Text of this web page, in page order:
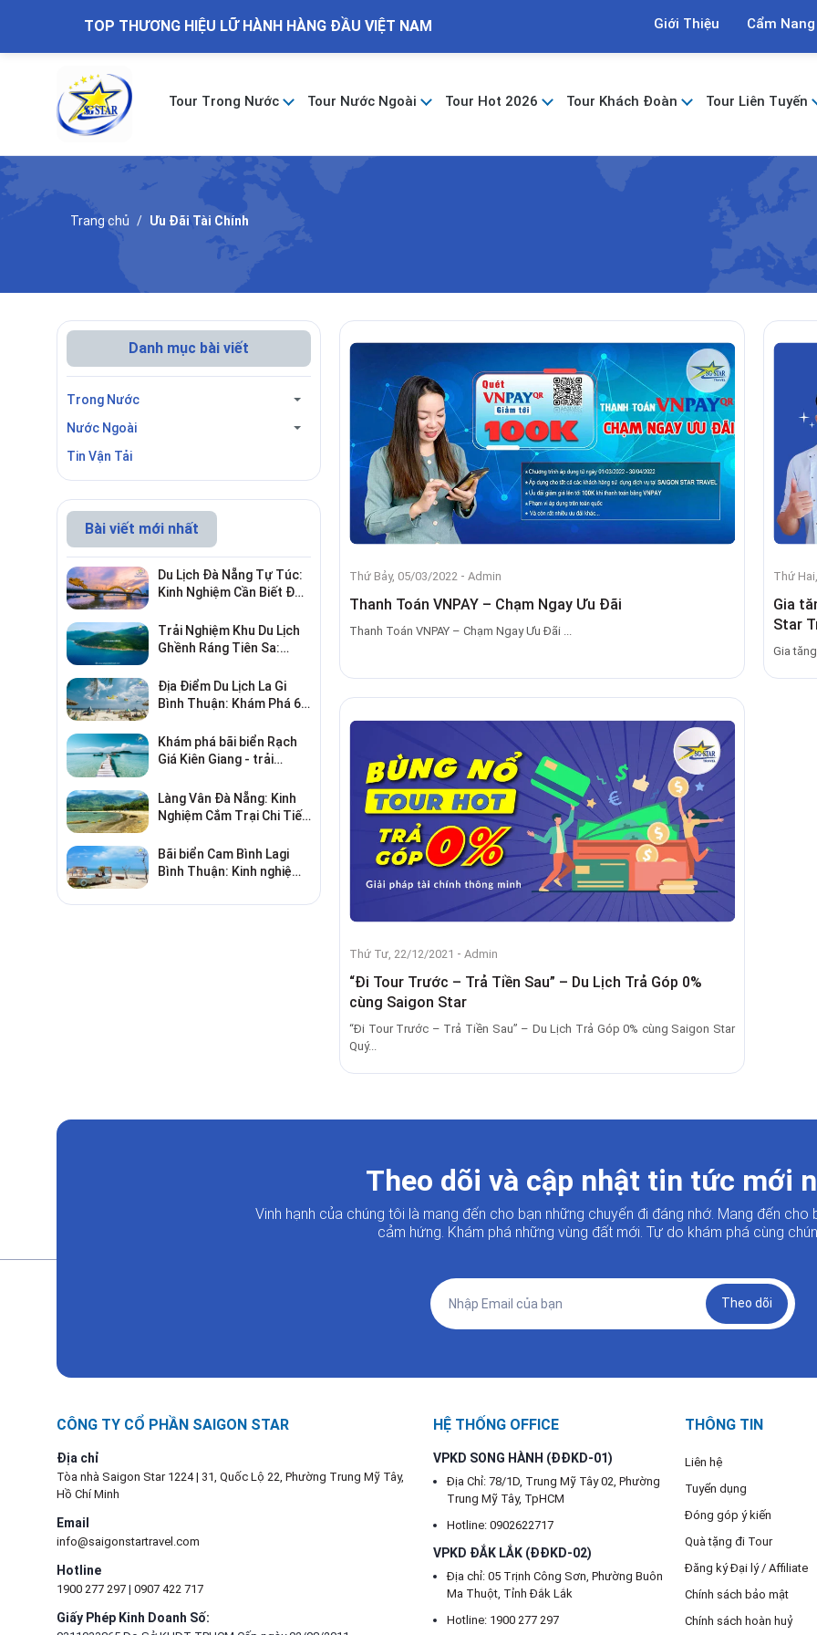
TOP THƯƠNG HIỆU LỮ HÀNH HÀNG ĐẦU VIỆT NAM Giới Thiệu Cẩm Nang
Tour Trong Nước Tour Nước Ngoài Tour Hot 2026 Tour Khách Đoàn Tour Liên Tuyến
Trang chủ Ưu Đãi Tài Chính
Thứ Bảy, 05/03/2022 - Admin
Thanh Toán VNPAY – Chạm Ngay Ưu Đãi
Thanh Toán VNPAY – Chạm Ngay Ưu Đãi ...
Thứ
Gia
Star
Gia
Thứ Tư, 22/12/2021 - Admin
“Đi Tour Trước – Trả Tiền Sau” – Du Lịch Trả Góp 0%
cùng Saigon Star
“Đi Tour Trước – Trả Tiền Sau” – Du Lịch Trả Góp 0% cùng Saigon Star
Quý...
Danh mục bài viết
Trong Nước
Nước Ngoài
Tin Vận Tải
Bài viết mới nhất
Du Lịch Đà Nẵng Tự Túc:
Kinh Nghiệm Cần Biết Để
Trải Nghiệm Khu Du Lịch
Ghềnh Ráng Tiên Sa:
Qua
Địa Điểm Du Lịch La Gi
Bình Thuận: Khám Phá 6
Khám phá bãi biển Rạch
Giá Kiên Giang - trải
Làng Vân Đà Nẵng: Kinh
Nghiệm Cắm Trại Chi Tiết
Bãi biển Cam Bình Lagi
Bình Thuận: Kinh nghiệm
gần
Theo dõi và cập nhật tin tức mới
Vinh hạnh của chúng tôi là mang đến cho bạn những chuyến đi đáng nhớ. Mang đến cho
cảm hứng. Khám phá những vùng đất mới. Tự do khám phá cùng
Theo dõi
CÔNG TY CỔ PHẦN SAIGON STAR
Địa chỉ
Tòa nhà Saigon Star 1224 | 31, Quốc Lộ 22, Phường Trung Mỹ Tây,
Hồ Chí Minh
Email
info@saigonstartravel.com
Hotline
1900 277 297 | 0907 422 717
Giấy Phép Kinh Doanh Số:
HỆ THỐNG OFFICE
VPKD SONG HÀNH (ĐĐKD-01)
Địa Chỉ: 78/1D, Trung Mỹ Tây 02, Phường
Trung Mỹ Tây, TpHCM
Hotline: 0902622717
VPKD ĐẮK LẮK (ĐĐKD-02)
Địa chỉ: 05 Trịnh Công Sơn, Phường Buôn
Ma Thuột, Tỉnh Đắk Lắk
Hotline: 1900 277 297
THÔNG TIN
Liên hệ
Tuyển dụng
Đóng góp ý kiến
Quà tặng đi Tour
Đăng ký Đại lý / Affiliate
Chính sách bảo mật
Chính sách hoàn huỷ